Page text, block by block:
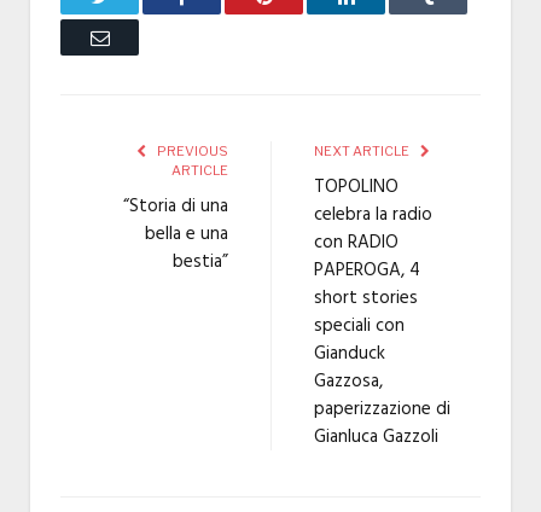
Email
PREVIOUS
ARTICLE
“Storia di una
bella e una
bestia”
NEXT ARTICLE
TOPOLINO
celebra la radio
con RADIO
PAPEROGA, 4
short stories
speciali con
Gianduck
Gazzosa,
paperizzazione di
Gianluca Gazzoli